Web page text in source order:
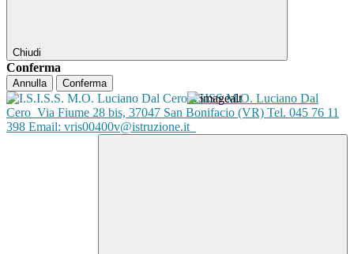
Chiudi
Conferma
Annulla Conferma
ISISS M.O. Luciano Dal
Cero Via Fiume 28 bis, 37047 San Bonifacio (VR) Tel. 045 76 11
398 Email: vris00400v@istruzione.it